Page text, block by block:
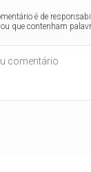
é de
que contenham